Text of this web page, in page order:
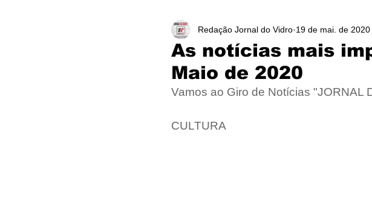
As notícias mais
Maio de 2020
Redação Jornal do Vidro 19 de mai. de 2020
Vamos ao Giro de Notícias "JORNAL
CULTURA